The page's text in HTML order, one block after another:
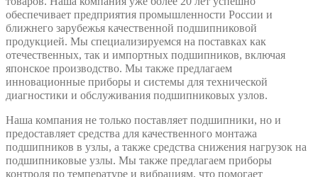
обеспечивает предприятия промышленности России и
ближнего зарубежья качественной подшипниковой
продукцией. Мы специализируемся на поставках как
отечественных, так и импортных подшипников, включая
японское производство. Мы также предлагаем
инновационные приборы и системы для технической
диагностики и обслуживания подшипниковых узлов.
Наша компания не только поставляет подшипники, но и
предоставляет средства для качественного монтажа
подшипников в узлы, а также средства снижения нагрузок на
подшипниковые узлы. Мы также предлагаем приборы
контроля по температуре и вибрациям, что помогает